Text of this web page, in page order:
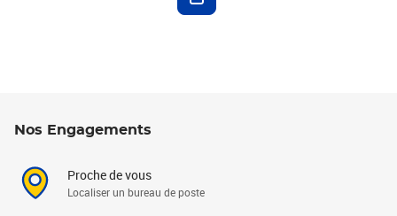
Nos Engagements
Proche de vous
Localiser un bureau de poste